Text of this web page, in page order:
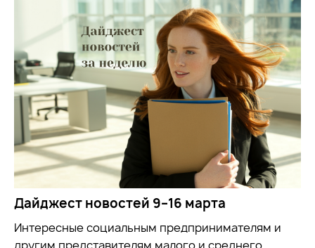
Дайджест новостей 9–16 марта
Интересные социальным предпринимателям и
другим представителям малого и среднего